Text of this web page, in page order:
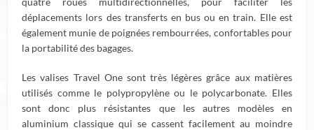
déplacements lors des transferts en bus ou en train. Elle est
également munie de poignées rembourrées, confortables pour
la portabilité des bagages.
Les valises Travel One sont très légères grâce aux matières
utilisés comme le polypropylène ou le polycarbonate. Elles
sont donc plus résistantes que les autres modèles en
aluminium classique qui se cassent facilement au moindre